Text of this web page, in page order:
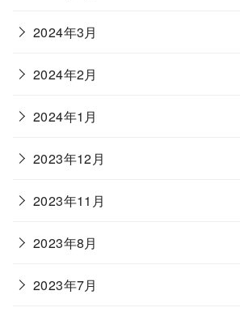
2024年3月
2024年2月
2024年1月
2023年12月
2023年11月
2023年8月
2023年7月